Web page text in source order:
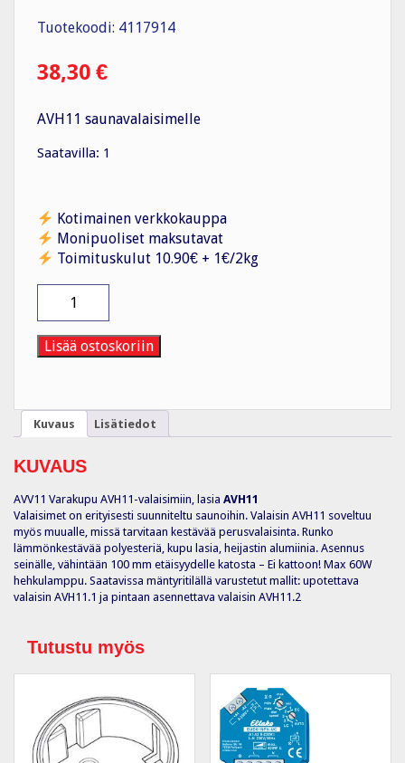
Tuotekoodi: 4117914
38,30 €
AVH11 saunavalaisimelle
Saatavilla: 1
Kotimainen verkkokauppa
Monipuoliset maksutavat
Toimituskulut 10.90€ + 1€/2kg
lisätarvike
AVH11
saunavalaisimelle
määrä
Lisää ostoskoriin
Kuvaus Lisätiedot
KUVAUS
AVV11 Varakupu AVH11-valaisimiin, lasia AVH11
Valaisimet on erityisesti suunniteltu saunoihin. Valaisin AVH11 soveltuu
myös muualle, missä tarvitaan kestävää perusvalaisinta. Runko
lämmönkestävää polyesteriä, kupu lasia, heijastin alumiinia. Asennus
seinälle, vähintään 100 mm etäisyydelle katosta – Ei kattoon! Max 60W
hehkulamppu. Saatavissa mäntyritilällä varustetut mallit: upotettava
valaisin AVH11.1 ja pintaan asennettava valaisin AVH11.2
Tutustu myös